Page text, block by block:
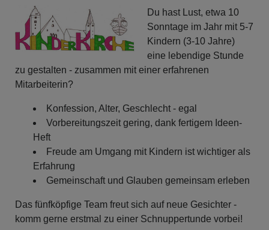
Du hast Lust, etwa 10
Sonntage im Jahr mit 5-7
Kindern (3-10 Jahre)
eine lebendige Stunde
zu gestalten - zusammen mit einer erfahrenen
Mitarbeiterin?
Konfession, Alter, Geschlecht - egal
Vorbereitungszeit gering, dank fertigem Ideen-
Heft
Freude am Umgang mit Kindern ist wichtiger als
Erfahrung
Gemeinschaft und Glauben gemeinsam erleben
Das fünfköpfige Team freut sich auf neue Gesichter -
komm gerne erstmal zu einer Schnuppertunde vorbei!